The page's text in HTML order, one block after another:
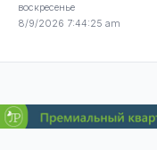
воскресенье
8/9/2026 7:44:26 am